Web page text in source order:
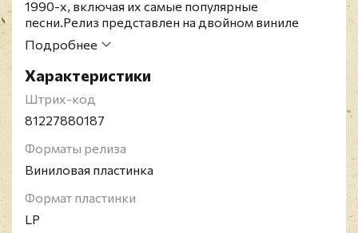
1990-х, включая их самые популярные
песни.Релиз представлен на двойном виниле
цвета "черный лёд" с гравировкой в виде
логотипа группы на стороне D.Pantera -
американская метал-группа из Арлингтона, Техас,
образованная в 1981 году. Изначально Pantera
придерживалась глэм-метал-моды
восьмидесятых, однако к концу десятилетия под
Slayer, Metallica и Megadeth коллектив постепенно
пересмотрел своё музыкальное направление, а в
пионеров и законодателей поджанра грув-метал.
Добившись первого коммерческого успеха лишь
спустя девять лет после своего образования (с
Подробнее
Характеристики
Штрих-код
81227880187
Форматы релиза
Виниловая пластинка
Формат пластинки
LP